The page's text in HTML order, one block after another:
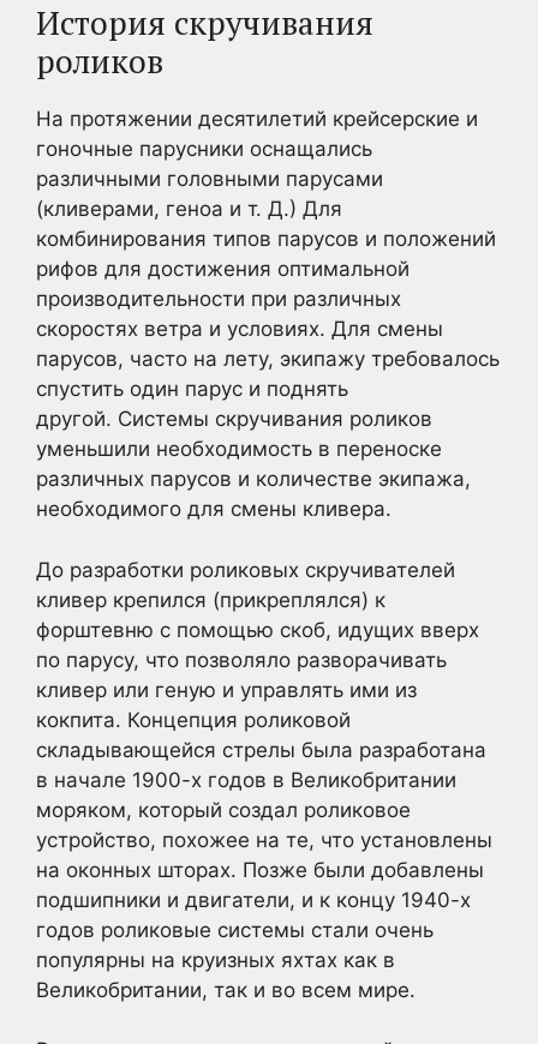
История скручивания
роликов
На протяжении десятилетий крейсерские и
гоночные парусники оснащались
различными головными парусами
(кливерами, геноа и т. Д.) Для
комбинирования типов парусов и положений
рифов для достижения оптимальной
производительности при различных
скоростях ветра и условиях. Для смены
парусов, часто на лету, экипажу требовалось
спустить один парус и поднять
другой. Системы скручивания роликов
уменьшили необходимость в переноске
различных парусов и количестве экипажа,
необходимого для смены кливера.
До разработки роликовых скручивателей
кливер крепился (прикреплялся) к
форштевню с помощью скоб, идущих вверх
по парусу, что позволяло разворачивать
кливер или геную и управлять ими из
кокпита. Концепция роликовой
складывающейся стрелы была разработана
в начале 1900-х годов в Великобритании
моряком, который создал роликовое
устройство, похожее на те, что установлены
на оконных шторах. Позже были добавлены
подшипники и двигатели, и к концу 1940-х
годов роликовые системы стали очень
популярны на круизных яхтах как в
Великобритании, так и во всем мире.